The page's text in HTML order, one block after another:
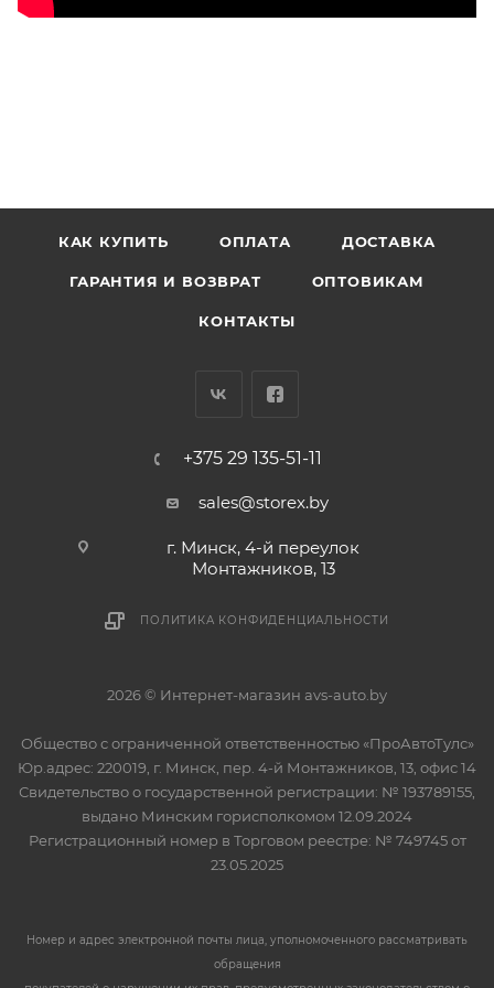
КАК КУПИТЬ ОПЛАТА ДОСТАВКА
ГАРАНТИЯ И ВОЗВРАТ ОПТОВИКАМ
КОНТАКТЫ
+375 29 135-51-11
sales@storex.by
г. Минск, 4-й переулок
Монтажников, 13
ПОЛИТИКА КОНФИДЕНЦИАЛЬНОСТИ
2026 © Интернет-магазин avs-auto.by
Общество с ограниченной ответственностью «ПроАвтоТулс»
Юр.адрес: 220019, г. Минск, пер. 4-й Монтажников, 13, офис 14
Свидетельство о государственной регистрации: № 193789155,
выдано Минским горисполкомом 12.09.2024
Регистрационный номер в Торговом реестре: № 749745 от
23.05.2025
Номер и адрес электронной почты лица, уполномоченного рассматривать
обращения